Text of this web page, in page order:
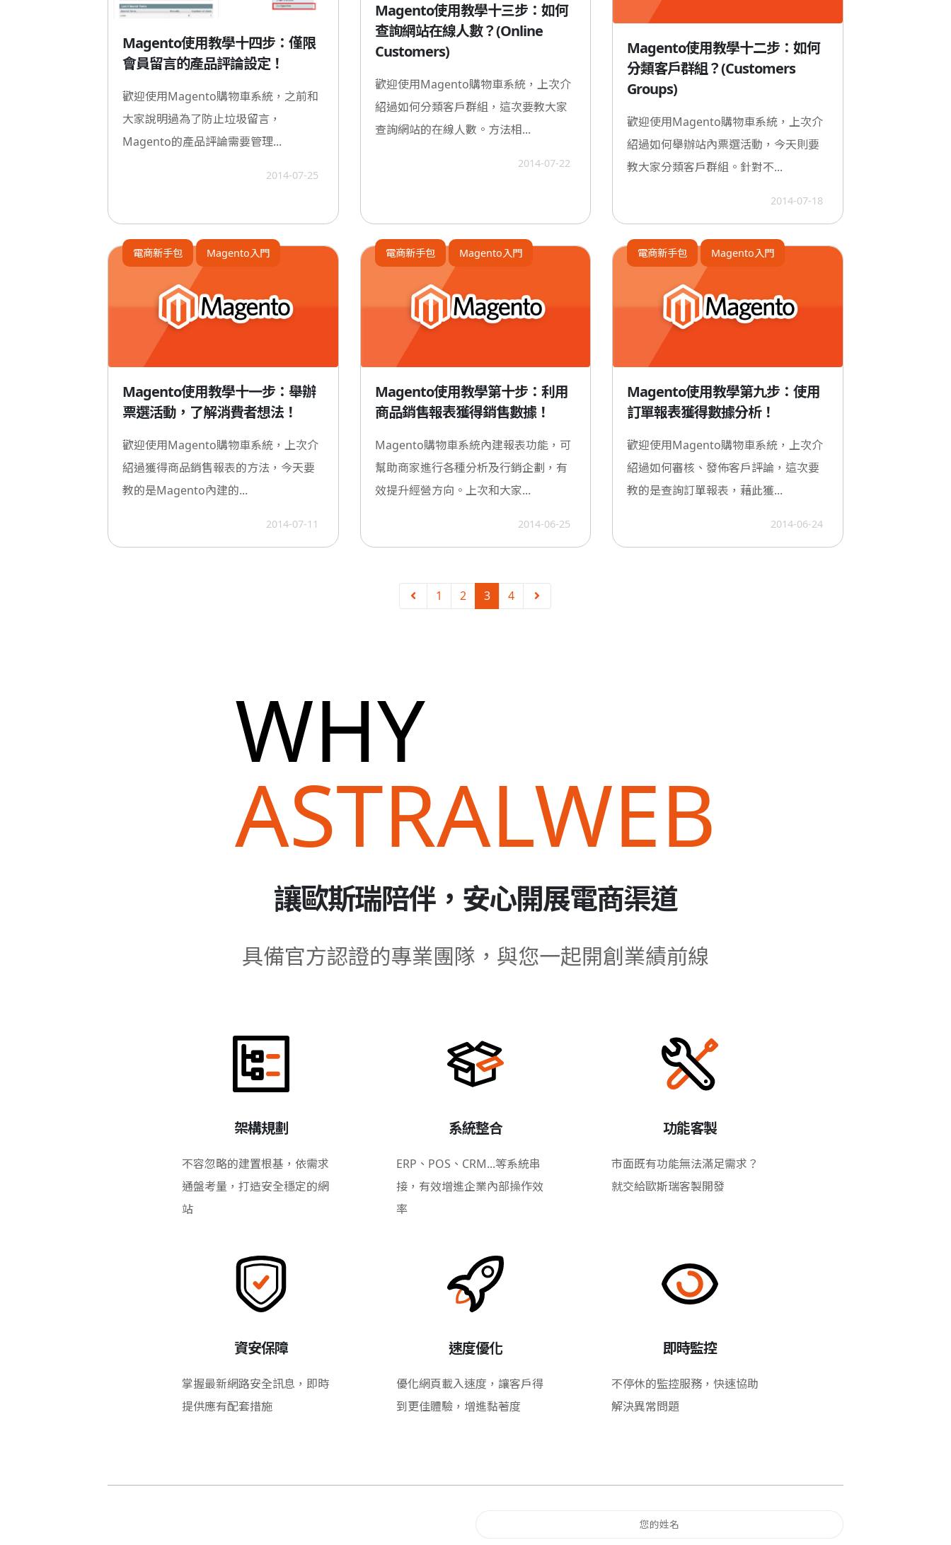
Magento使用教學十四步：僅限
會員留言的產品評論設定！
歡迎使用Magento購物車系統，之前和
大家說明過為了防止垃圾留言，
Magento的產品評論需要管理...
2014-07-25
Magento使用教學十三步：如何
查詢網站在線人數？(Online
Customers)
歡迎使用Magento購物車系統，上次介
紹過如何分類客戶群組，這次要教大家
查詢網站的在線人數。方法相...
2014-07-22
Magento使用教學十二步：如何
分類客戶群組？(Customers
Groups)
歡迎使用Magento購物車系統，上次介
紹過如何舉辦站內票選活動，今天則要
教大家分類客戶群組。針對不...
2014-07-18
Magento使用教學十一步：舉辦
票選活動，了解消費者想法！
歡迎使用Magento購物車系統，上次介
紹過獲得商品銷售報表的方法，今天要
教的是Magento內建的...
2014-07-11
電商新手包 Magento入門
Magento使用教學第十步：利用
商品銷售報表獲得銷售數據！
Magento購物車系統內建報表功能，可
幫助商家進行各種分析及行銷企劃，有
效提升經營方向。上次和大家...
2014-06-25
電商新手包 Magento入門
Magento使用教學第九步：使用
訂單報表獲得數據分析！
歡迎使用Magento購物車系統，上次介
紹過如何審核、發佈客戶評論，這次要
教的是查詢訂單報表，藉此獲...
2014-06-24
電商新手包 Magento入門
1 2 3 4
WHY
ASTRALWEB
讓歐斯瑞陪伴，安心開展電商渠道
具備官方認證的專業團隊，與您一起開創業績前線
架構規劃
不容忽略的建置根基，依需求
通盤考量，打造安全穩定的網
站
系統整合
ERP、POS、CRM...等系統串
接，有效增進企業內部操作效
率
功能客製
市面既有功能無法滿足需求？
就交給歐斯瑞客製開發
資安保障
掌握最新網路安全訊息，即時
提供應有配套措施
速度優化
優化網頁載入速度，讓客戶得
到更佳體驗，增進黏著度
即時監控
不停休的監控服務，快速協助
解決異常問題